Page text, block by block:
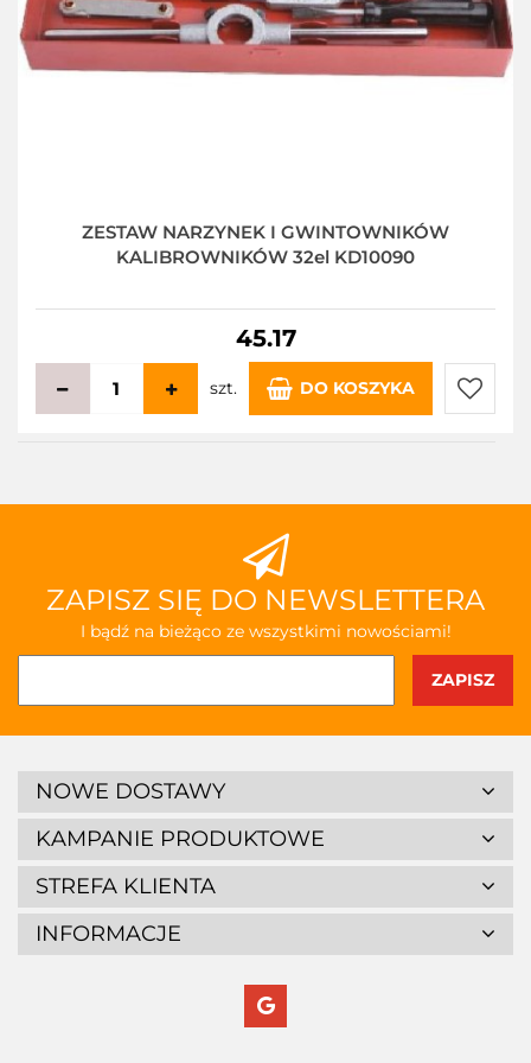
ZESTAW NARZYNEK I GWINTOWNIKÓW
KALIBROWNIKÓW 32el KD10090
45.17
szt. DO KOSZYKA
Do
ZAPISZ SIĘ DO NEWSLETTERA
I bądź na bieżąco ze wszystkimi nowościami!
NOWE DOSTAWY
KAMPANIE PRODUKTOWE
STREFA KLIENTA
INFORMACJE